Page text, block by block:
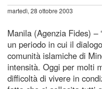
martedì, 28 ottobre 2003
Manila (Agenzia Fides) –
un periodo in cui il
comunità islamiche di
intensità. Oggi per molti
difficoltà di vivere in